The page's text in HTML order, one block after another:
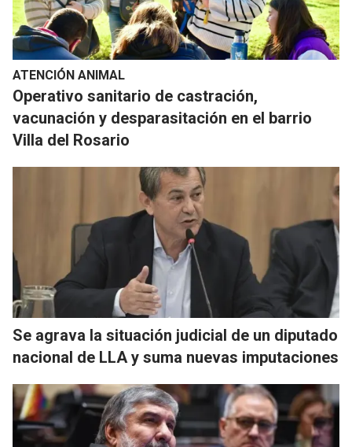
ATENCIÓN ANIMAL
Operativo sanitario de castración,
vacunación y desparasitación en el barrio
Villa del Rosario
Se agrava la situación judicial de un diputado
nacional de LLA y suma nuevas imputaciones